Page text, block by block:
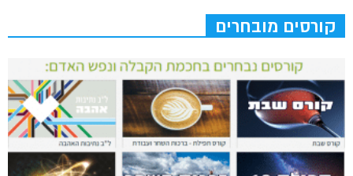
קורסים מובחרים